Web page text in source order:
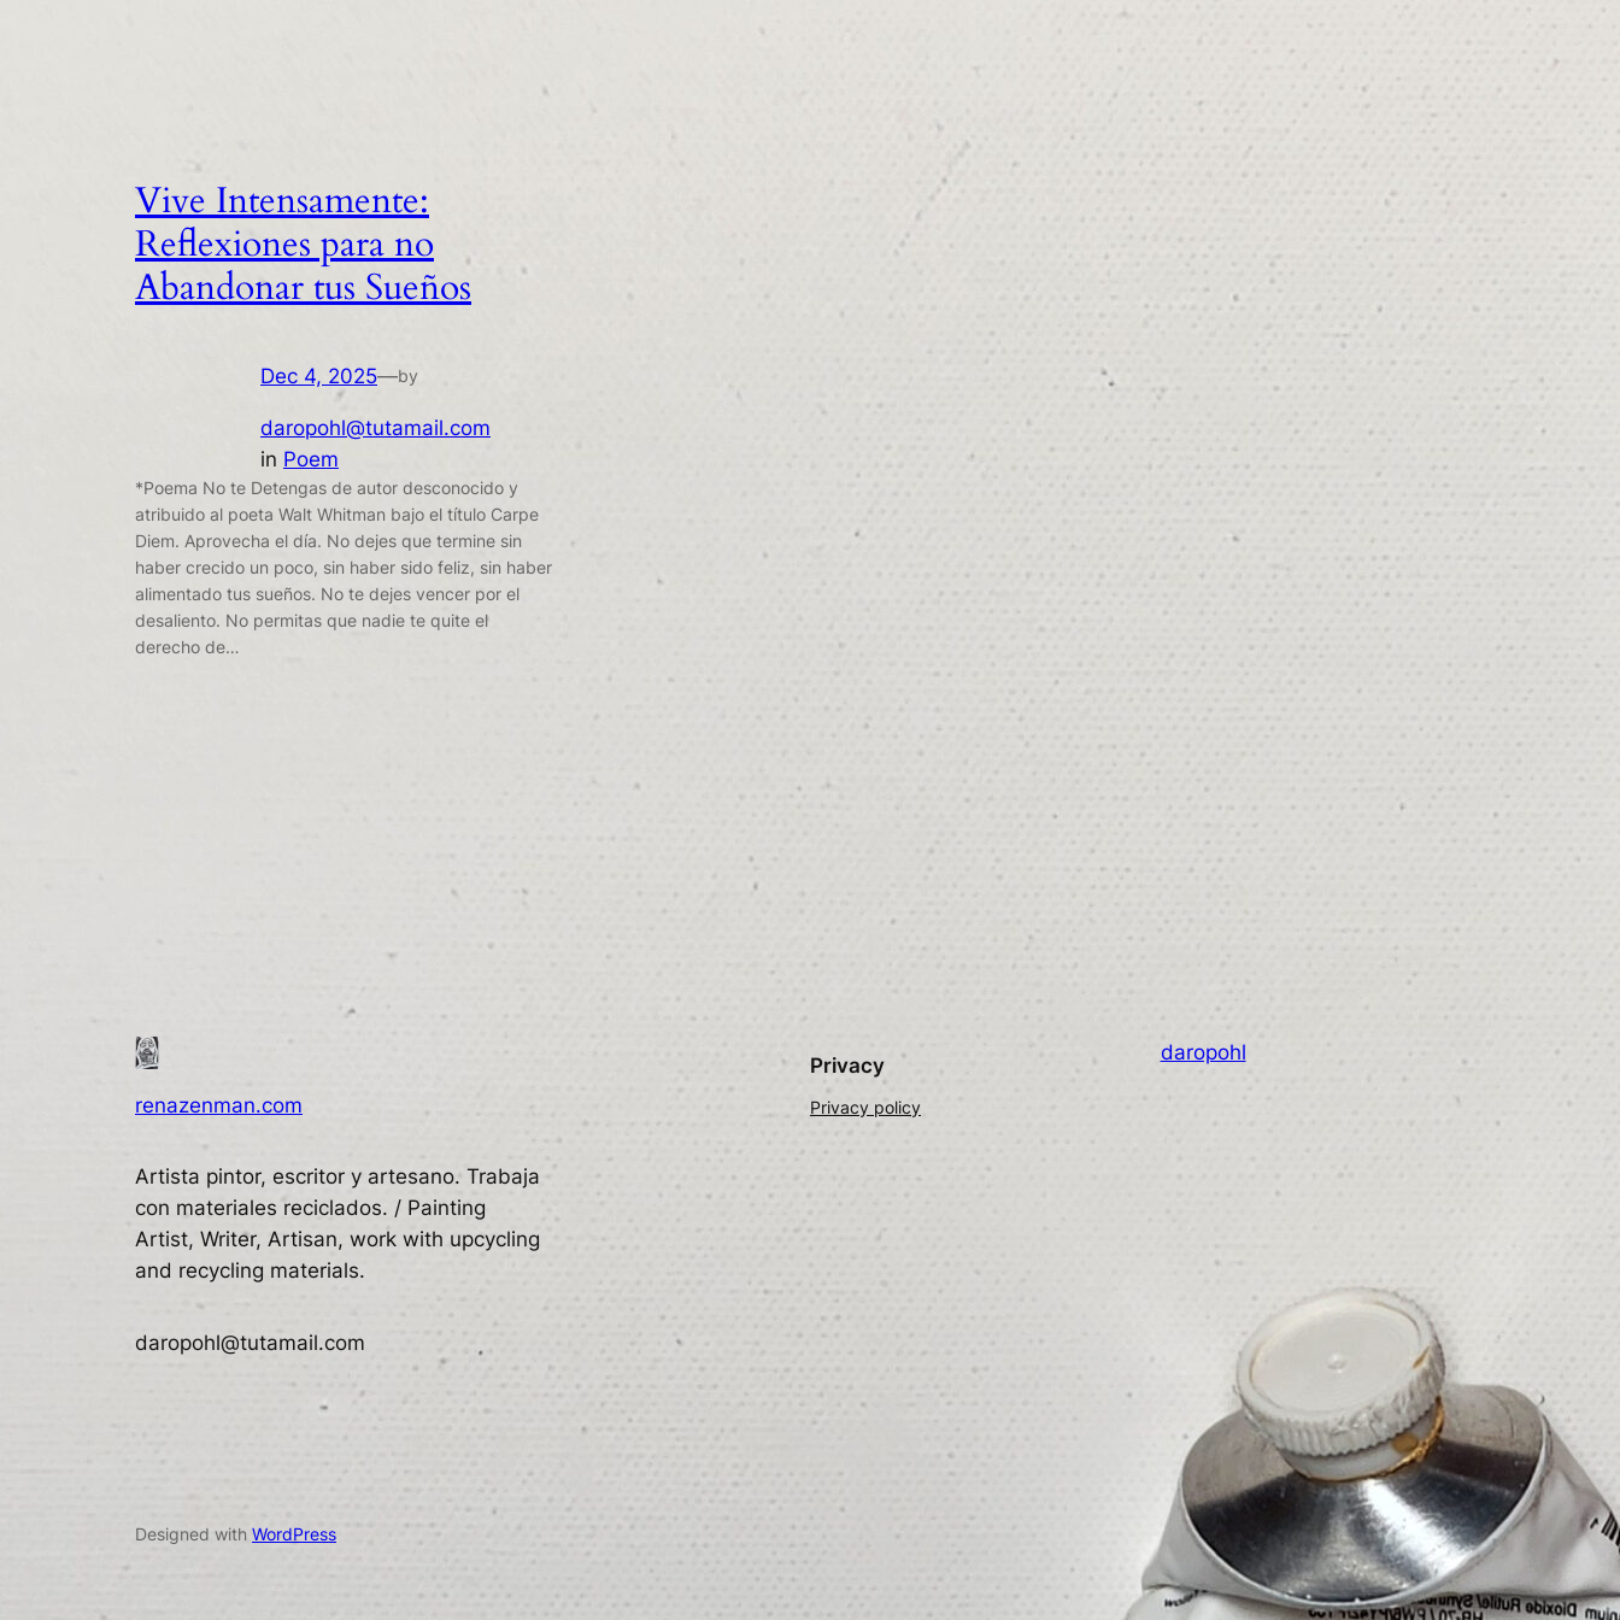
Vive Intensamente:
Reflexiones para no
Abandonar tus Sueños
Dec 4, 2025—by
daropohl@tutamail.com
in Poem
*Poema No te Detengas de autor desconocido y
atribuido al poeta Walt Whitman bajo el título Carpe
Diem. Aprovecha el día. No dejes que termine sin
haber crecido un poco, sin haber sido feliz, sin haber
alimentado tus sueños. No te dejes vencer por el
desaliento. No permitas que nadie te quite el
derecho de…
renazenman.com
Artista pintor, escritor y artesano. Trabaja
con materiales reciclados. / Painting
Artist, Writer, Artisan, work with upcycling
and recycling materials.
daropohl@tutamail.com
Privacy
Privacy policy
daropohl
Designed with WordPress